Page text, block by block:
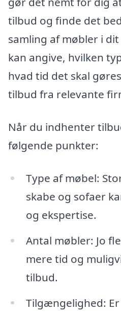
tilbud og finde det
samling af møbler i
kan angive, hvilken
hvad tid det skal
tilbud fra relevante
Når du indhenter
følgende punkter:
Type af møbel:
skabe og sofaer
og ekspertise.
Antal møbler: Jo
mere tid og
tilbud.
Tilgængelighed: